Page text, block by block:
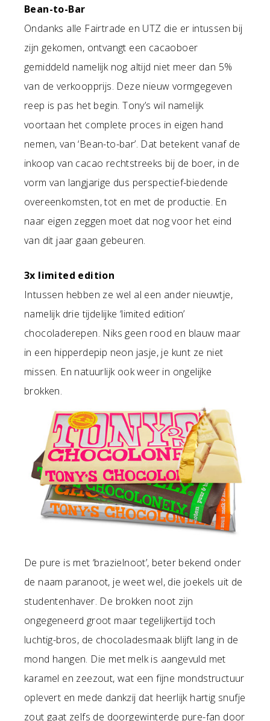
Bean-to-Bar
Ondanks alle Fairtrade en UTZ die er intussen bij
zijn gekomen, ontvangt een cacaoboer
gemiddeld namelijk nog altijd niet meer dan 5%
van de verkoopprijs. Deze nieuw vormgegeven
reep is pas het begin. Tony’s wil namelijk
voortaan het complete proces in eigen hand
nemen, van ‘Bean-to-bar’. Dat betekent vanaf de
inkoop van cacao rechtstreeks bij de boer, in de
vorm van langjarige dus perspectief-biedende
overeenkomsten, tot en met de productie. En
naar eigen zeggen moet dat nog voor het eind
van dit jaar gaan gebeuren.
3x limited edition
Intussen hebben ze wel al een ander nieuwtje,
namelijk drie tijdelijke ‘limited edition’
chocoladerepen. Niks geen rood en blauw maar
in een hipperdepip neon jasje, je kunt ze niet
missen. En natuurlijk ook weer in ongelijke
brokken.
De pure is met ‘brazielnoot’, beter bekend onder
de naam paranoot, je weet wel, die joekels uit de
studentenhaver. De brokken noot zijn
ongegeneerd groot maar tegelijkertijd toch
luchtig-bros, de chocoladesmaak blijft lang in de
mond hangen. Die met melk is aangevuld met
karamel en zeezout, wat een fijne mondstructuur
oplevert en mede dankzij dat heerlijk hartig snufje
zout gaat zelfs de doorgewinterde pure-fan door